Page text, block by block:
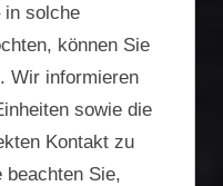
in solche
können Sie
Wir informieren
sowie die
Kontakt zu
beachten Sie,